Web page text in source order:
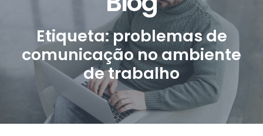
Etiqueta: problemas de
comunicação no ambiente
de trabalho